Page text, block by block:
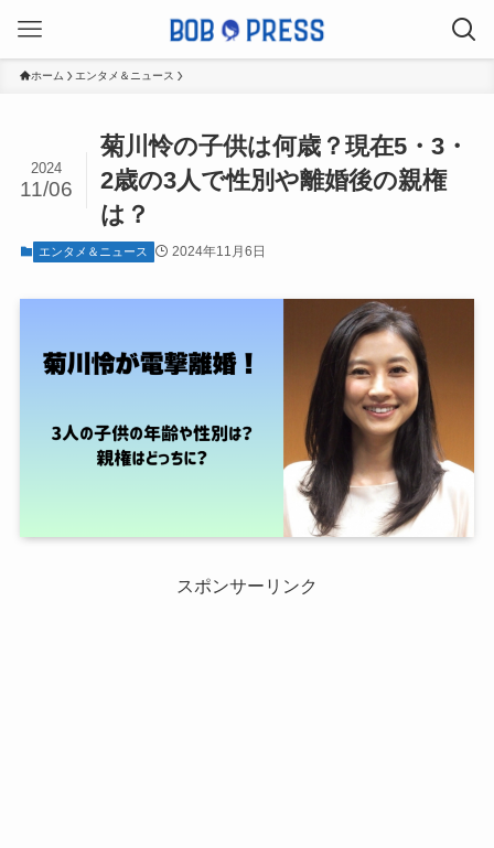
ホーム エンタメ＆ニュース
菊川怜の子供は何歳？現在5・3・
2歳の3人で性別や離婚後の親権
は？
2024
11/06
エンタメ＆ニュース 2024年11月6日
スポンサーリンク